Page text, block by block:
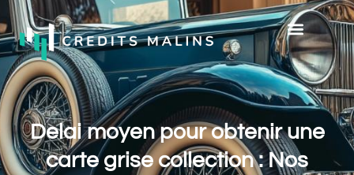
Delai moyen pour obtenir une
carte grise collection : Nos